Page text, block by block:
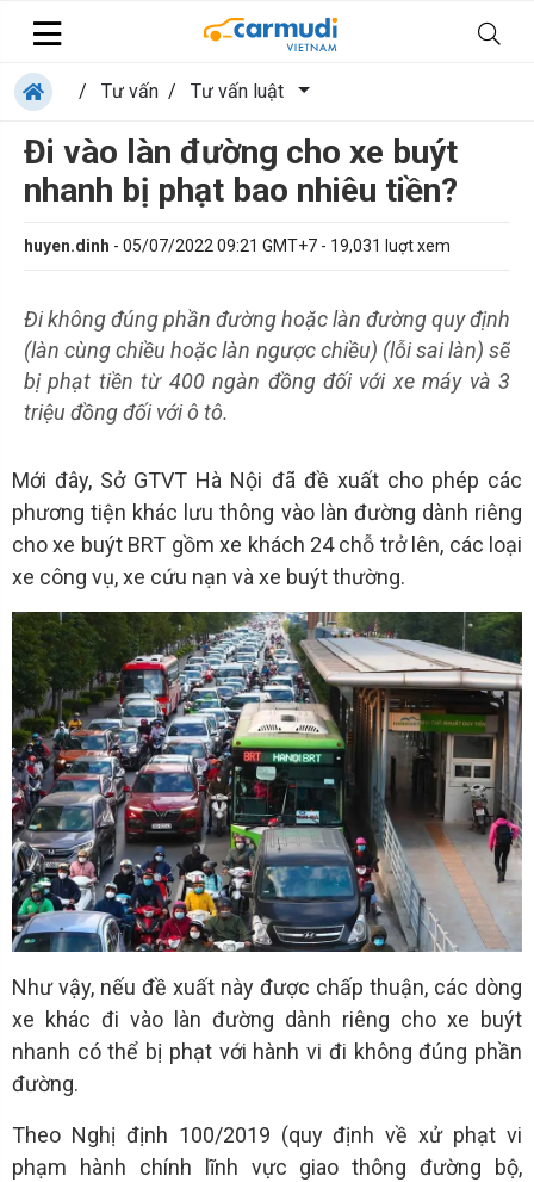
/ Tư vấn / Tư vấn luật
Đi vào làn đường cho xe buýt
nhanh bị phạt bao nhiêu tiền?
huyen.dinh - 05/07/2022 09:21 GMT+7 - 19,031 luợt xem
Đi không đúng phần đường hoặc làn đường quy định
(làn cùng chiều hoặc làn ngược chiều) (lỗi sai làn) sẽ
bị phạt tiền từ 400 ngàn đồng đối với xe máy và 3
triệu đồng đối với ô tô.
Mới đây, Sở GTVT Hà Nội đã đề xuất cho phép các
phương tiện khác lưu thông vào làn đường dành riêng
cho xe buýt BRT gồm xe khách 24 chỗ trở lên, các loại
xe công vụ, xe cứu nạn và xe buýt thường.
Như vậy, nếu đề xuất này được chấp thuận, các dòng
xe khác đi vào làn đường dành riêng cho xe buýt
nhanh có thể bị phạt với hành vi đi không đúng phần
đường.
Theo Nghị định 100/2019 (quy định về xử phạt vi
phạm hành chính lĩnh vực giao thông đường bộ,